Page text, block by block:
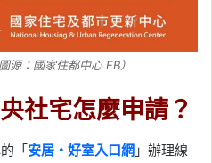
源：國家住都中心 FB）
社宅怎麼申請？
「 安居・好室入口網 」辦理線